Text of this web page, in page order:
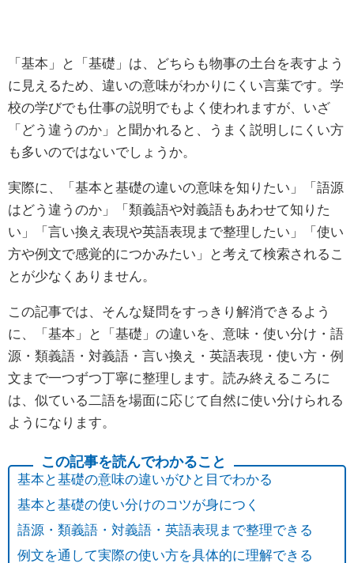
「基本」と「基礎」は、どちらも物事の土台を表すよう
に見えるため、違いの意味がわかりにくい言葉です。学
校の学びでも仕事の説明でもよく使われますが、いざ
「どう違うのか」と聞かれると、うまく説明しにくい方
も多いのではないでしょうか。
実際に、「基本と基礎の違いの意味を知りたい」「語源
はどう違うのか」「類義語や対義語もあわせて知りた
い」「言い換え表現や英語表現まで整理したい」「使い
方や例文で感覚的につかみたい」と考えて検索されるこ
とが少なくありません。
この記事では、そんな疑問をすっきり解消できるよう
に、「基本」と「基礎」の違いを、意味・使い分け・語
源・類義語・対義語・言い換え・英語表現・使い方・例
文まで一つずつ丁寧に整理します。読み終えるころに
は、似ている二語を場面に応じて自然に使い分けられる
ようになります。
基本と基礎の意味の違いがひと目でわかる
基本と基礎の使い分けのコツが身につく
語源・類義語・対義語・英語表現まで整理できる
例文を通して実際の使い方を具体的に理解できる